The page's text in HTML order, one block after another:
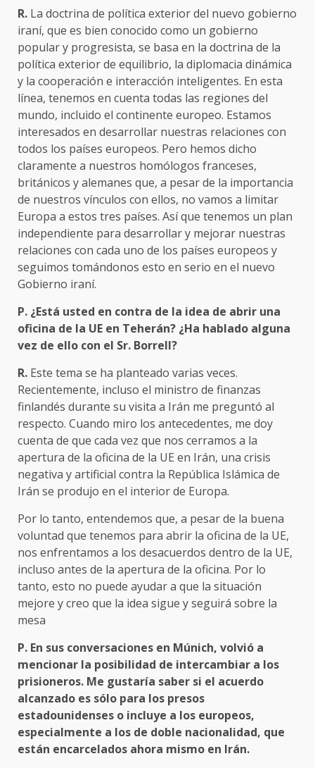
R. La doctrina de política exterior del nuevo gobierno
iraní, que es bien conocido como un gobierno
popular y progresista, se basa en la doctrina de la
política exterior de equilibrio, la diplomacia dinámica
y la cooperación e interacción inteligentes. En esta
línea, tenemos en cuenta todas las regiones del
mundo, incluido el continente europeo. Estamos
interesados en desarrollar nuestras relaciones con
todos los países europeos. Pero hemos dicho
claramente a nuestros homólogos franceses,
británicos y alemanes que, a pesar de la importancia
de nuestros vínculos con ellos, no vamos a limitar
Europa a estos tres países. Así que tenemos un plan
independiente para desarrollar y mejorar nuestras
relaciones con cada uno de los países europeos y
seguimos tomándonos esto en serio en el nuevo
Gobierno iraní.
P. ¿Está usted en contra de la idea de abrir una
oficina de la UE en Teherán? ¿Ha hablado alguna
vez de ello con el Sr. Borrell?
R. Este tema se ha planteado varias veces.
Recientemente, incluso el ministro de finanzas
finlandés durante su visita a Irán me preguntó al
respecto. Cuando miro los antecedentes, me doy
cuenta de que cada vez que nos cerramos a la
apertura de la oficina de la UE en Irán, una crisis
negativa y artificial contra la República Islámica de
Irán se produjo en el interior de Europa.
Por lo tanto, entendemos que, a pesar de la buena
voluntad que tenemos para abrir la oficina de la UE,
nos enfrentamos a los desacuerdos dentro de la UE,
incluso antes de la apertura de la oficina. Por lo
tanto, esto no puede ayudar a que la situación
mejore y creo que la idea sigue y seguirá sobre la
mesa
P. En sus conversaciones en Múnich, volvió a
mencionar la posibilidad de intercambiar a los
prisioneros. Me gustaría saber si el acuerdo
alcanzado es sólo para los presos
estadounidenses o incluye a los europeos,
especialmente a los de doble nacionalidad, que
están encarcelados ahora mismo en Irán.